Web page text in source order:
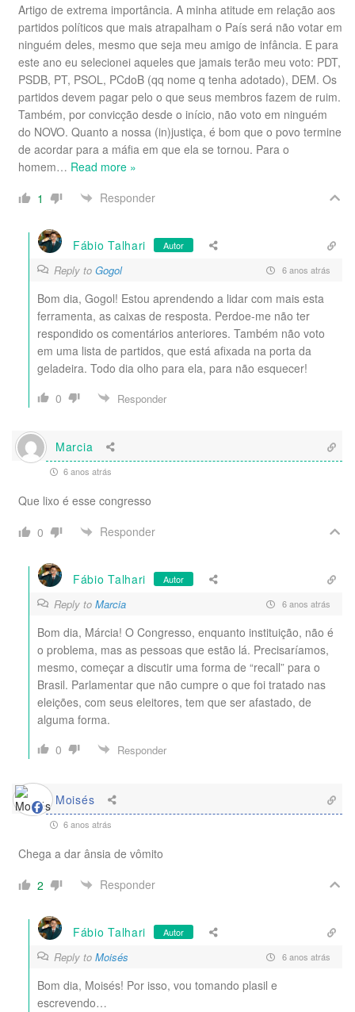
Artigo de extrema importância. A minha atitude em relação aos
partidos políticos que mais atrapalham o País será não votar em
ninguém deles, mesmo que seja meu amigo de infância. E para
este ano eu selecionei aqueles que jamais terão meu voto: PDT,
PSDB, PT, PSOL, PCdoB (qq nome q tenha adotado), DEM. Os
partidos devem pagar pelo o que seus membros fazem de ruim.
Também, por convicção desde o início, não voto em ninguém
do NOVO. Quanto a nossa (in)justiça, é bom que o povo termine
de acordar para a máfia em que ela se tornou. Para o
homem… Read more »
1
Responder
Fábio Talhari Autor
Reply to Gogol 6 anos atrás
Bom dia, Gogol! Estou aprendendo a lidar com mais esta
ferramenta, as caixas de resposta. Perdoe-me não ter
respondido os comentários anteriores. Também não voto
em uma lista de partidos, que está afixada na porta da
geladeira. Todo dia olho para ela, para não esquecer!
0
Responder
Marcia
6 anos atrás
Que lixo é esse congresso
0
Responder
Fábio Talhari Autor
Reply to Marcia 6 anos atrás
Bom dia, Márcia! O Congresso, enquanto instituição, não é
o problema, mas as pessoas que estão lá. Precisaríamos,
mesmo, começar a discutir uma forma de “recall” para o
Brasil. Parlamentar que não cumpre o que foi tratado nas
eleições, com seus eleitores, tem que ser afastado, de
alguma forma.
0
Responder
Moisés
6 anos atrás
Chega a dar ânsia de vômito
2
Responder
Fábio Talhari Autor
Reply to Moisés 6 anos atrás
Bom dia, Moisés! Por isso, vou tomando plasil e
escrevendo…